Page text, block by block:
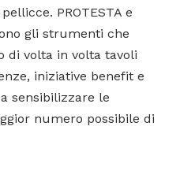
PROTESTA e
gli strumenti che
di volta in volta tavoli
iniziative benefit e
sensibilizzare le
numero possibile di